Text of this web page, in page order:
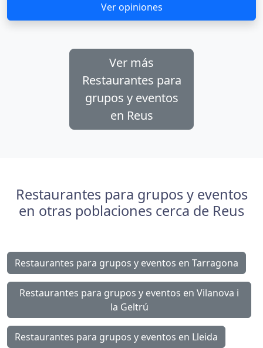
Ver opiniones
Ver más
Restaurantes para
grupos y eventos
en Reus
Restaurantes para grupos y eventos
en otras poblaciones cerca de Reus
Restaurantes para grupos y eventos en Tarragona
Restaurantes para grupos y eventos en Vilanova i
la Geltrú
Restaurantes para grupos y eventos en Lleida